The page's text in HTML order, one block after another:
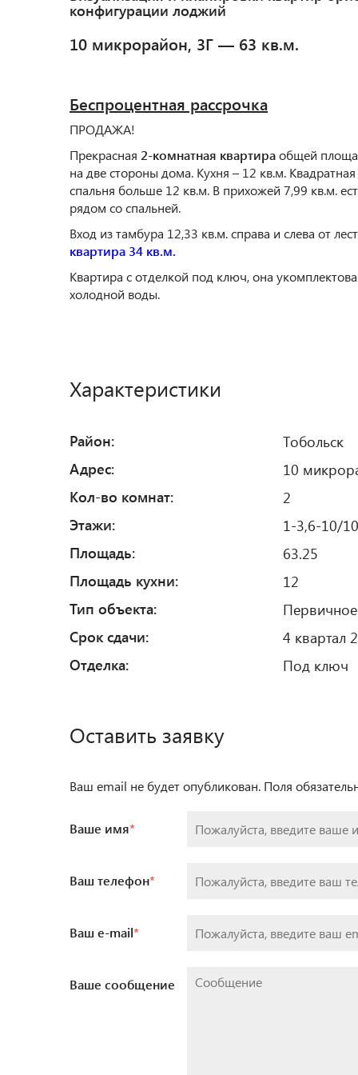
конфигурации лоджий
10 микрорайон, 3Г — 63 кв.м.
Беспроцентная рассрочка
ПРОДАЖА!
Прекрасная 2-комнатная квартираобщей
на две стороны дома. Кухня – 12 кв.м.
спальня больше 12 кв.м. В прихожей 7,99 кв.м.
рядом со спальней.
Вход из тамбура 12,33 кв.м. справа и слева от
квартира 34 кв.м.
Квартира с отделкой под ключ, она
холодной воды.
Характеристики
Район:
Адрес:
Кол-во комнат:
Этажи:
Площадь:
Площадь кухни:
Тип объекта:
Срок сдачи:
Отделка:
Тобольск
10
2
1-3,6-10/
63.25
12
4 квартал
Под ключ
Оставить заявку
Ваш email не будет опубликован. Поля
Ваше имя*
Ваш телефон*
Ваш e-mail*
Ваше сообщение